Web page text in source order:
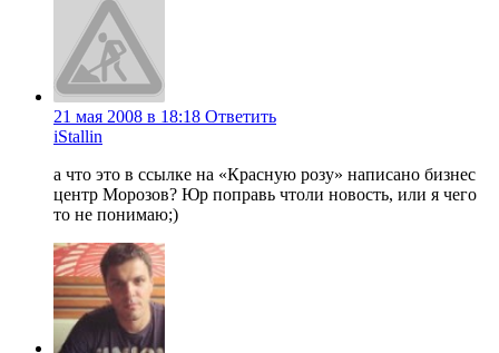
21 мая 2008 в 18:18 Ответить
iStallin
а что это в ссылке на «Красную розу» написано бизнес
центр Морозов? Юр поправь чтоли новость, или я чего
то не понимаю;)